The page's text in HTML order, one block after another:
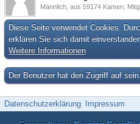
Männlich aus 59174 Kamen
Diese Seite verwendet Cookies.
erklären Sie sich damit
Weitere Informationen
Der Benutzer hat den Zugriff auf
Datenschutzerklärung Impressum